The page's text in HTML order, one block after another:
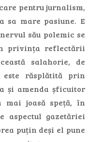
pentru jurnalism,
sa mare pasiune. E
său polemic se
privința reflectării
salahorie, de
este răsplătită prin
și amenda șficuitor
mai joasă speță, în
aspectul gazetăriei
puțin deși el pune